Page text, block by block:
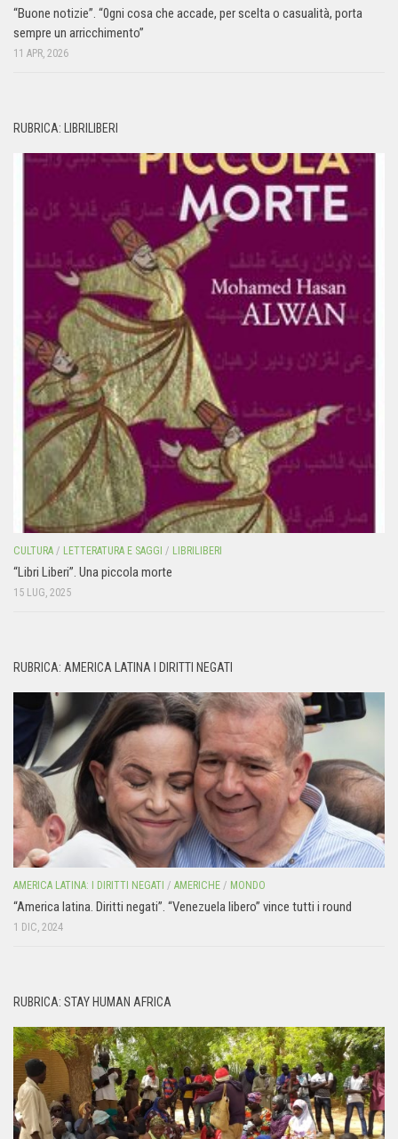
“Buone notizie”. “0gni cosa che accade, per scelta o casualità, porta
sempre un arricchimento”
11 APR, 2026
RUBRICA: LIBRILIBERI
CULTURA / LETTERATURA E SAGGI / LIBRILIBERI
“Libri Liberi”. Una piccola morte
15 LUG, 2025
RUBRICA: AMERICA LATINA I DIRITTI NEGATI
AMERICA LATINA: I DIRITTI NEGATI / AMERICHE / MONDO
“America latina. Diritti negati”. “Venezuela libero” vince tutti i round
1 DIC, 2024
RUBRICA: STAY HUMAN AFRICA